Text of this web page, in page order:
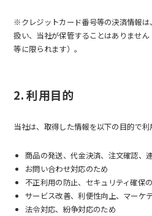
※クレジットカード番号等の決済情報
扱い、当社が保管することはありませ
等に限られます）。
2. 利用目的
当社は、取得した情報を以下の目的で利
商品の発送、代金決済、注文確認、
お問い合わせ対応のため
不正利用の防止、セキュリティ確保
サービス改善、利便性向上、マーケ
法令対応、紛争対応のため